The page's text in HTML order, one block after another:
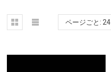
ページごと: 24